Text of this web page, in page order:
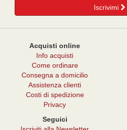
Iscrivimi
Acquisti online
Info acquisti
Come ordinare
Consegna a domicilio
Assistenza clienti
Costi di spedizione
Privacy
Seguici